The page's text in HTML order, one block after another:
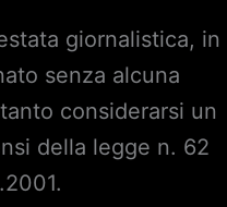
giornalistica, in
senza alcuna
considerarsi un
della legge n. 62